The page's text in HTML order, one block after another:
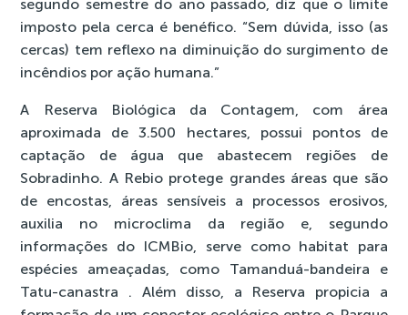
segundo semestre do ano passado, diz que o limite
imposto pela cerca é benéfico. “Sem dúvida, isso (as
cercas) tem reflexo na diminuição do surgimento de
incêndios por ação humana.”
A Reserva Biológica da Contagem, com área
aproximada de 3.500 hectares, possui pontos de
captação de água que abastecem regiões de
Sobradinho. A Rebio protege grandes áreas que são
de encostas, áreas sensíveis a processos erosivos,
auxilia no microclima da região e, segundo
informações do ICMBio, serve como habitat para
espécies ameaçadas, como Tamanduá-bandeira e
Tatu-canastra . Além disso, a Reserva propicia a